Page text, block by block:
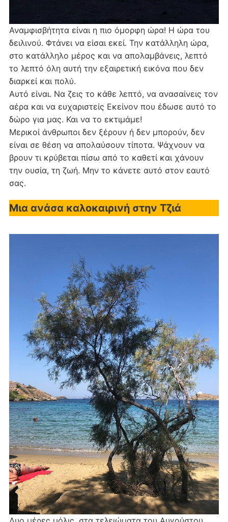
Αναμφισβήτητα είναι η πιο όμορφη ώρα! Η ώρα του
δειλινού. Φτάνει να είσαι εκεί. Την κατάλληλη ώρα,
στο κατάλληλο μέρος και να απολαμβάνεις, λεπτό
το λεπτό όλη αυτή την εξαιρετική εικόνα που δεν
διαρκεί και πολύ.
Αυτό είναι. Να ζεις το κάθε λεπτό, να ανασαίνεις τον
αέρα και να ευχαριστείς Εκείνον που έδωσε αυτό το
δώρο για μας. Και να το εκτιμάμε!
Μερικοί άνθρωποι δεν ξέρουν ή δεν μπορούν, δεν
είναι σε θέση να απολαύσουν τίποτα. Ψάχνουν να
βρουν τι κρύβεται πίσω από το καθετί και χάνουν
την ουσία, τη ζωή. Μην το κάνετε αυτό στον εαυτό
σας.
Μια ανάσα καλοκαιρινή στην Τζιά